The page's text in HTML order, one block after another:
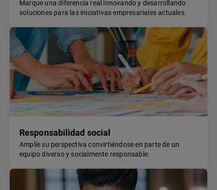
Marque una diferencia real innovando y desarrollando
soluciones para las iniciativas empresariales actuales.
Responsabilidad social
Amplíe su perspectiva convirtiéndose en parte de un
equipo diverso y socialmente responsable.